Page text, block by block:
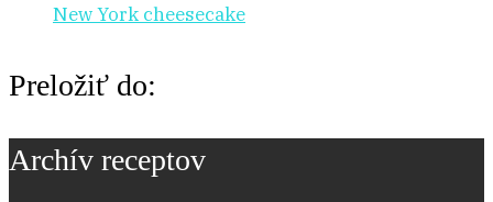
New York cheesecake
Preložiť do:
Archív receptov